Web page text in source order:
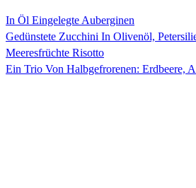
In Öl Eingelegte Auberginen
Gedünstete Zucchini In Olivenöl,
Meeresfrüchte Risotto
Ein Trio Von Halbgefrorenen: Erdbeere,